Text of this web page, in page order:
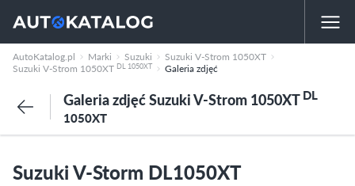
AutoKatalog.pl Marki Suzuki
Suzuki V-Strom 1050XT
Suzuki V-Strom 1050XT DL 1050XT Galeria zdjęć
Galeria zdjęć Suzuki V-Strom 1050XTDL
1050XT
Suzuki V-Storm DL1050XT